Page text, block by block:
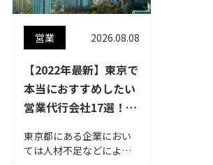
営業 2026.08.08
【2022年最新】東京で
本当におすすめしたい
営業代行会社17選！選
東京都にある企業におい
ては人材不足などにより